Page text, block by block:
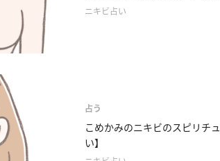
ニキビ占い
占う
こめかみのニキビのスピリチ
い】